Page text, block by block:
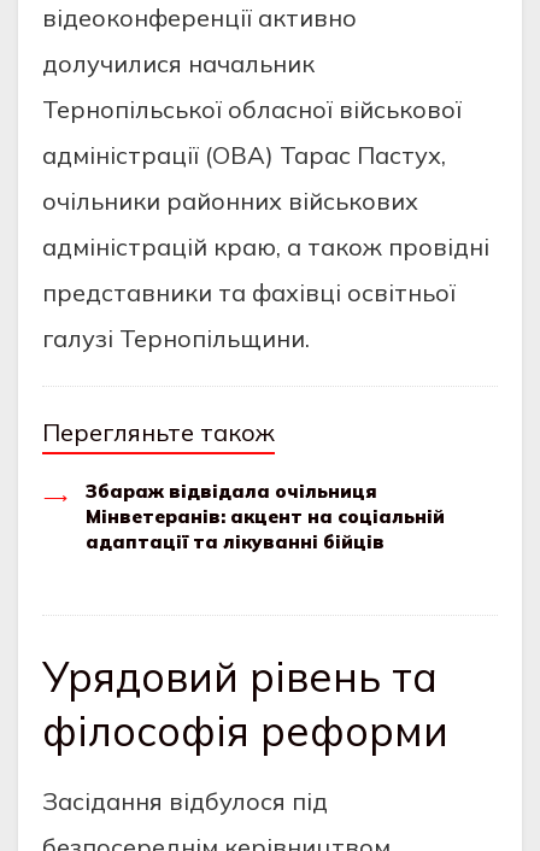
відеоконференції активно
долучилися начальник
Тернопільської обласної військової
адміністрації (ОВА) Тарас Пастух,
очільники районних військових
адміністрацій краю, а також провідні
представники та фахівці освітньої
галузі Тернопільщини.
Перегляньте також
Збараж відвідала очільниця
Мінветеранів: акцент на соціальній
адаптації та лікуванні бійців
Урядовий рівень та
філософія реформи
Засідання відбулося під